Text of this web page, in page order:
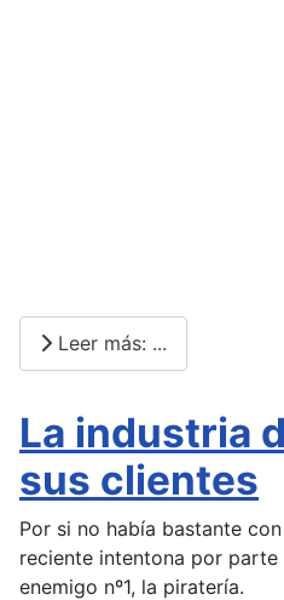
Leer más: ...
La industria
sus clientes
Por si no había bastante
reciente intentona por
enemigo nº1, la piratería.